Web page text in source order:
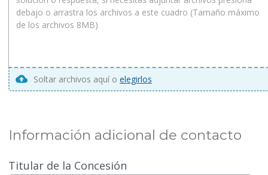
Soltar archivos aquí o elegirlos
Información adicional de contacto
Titular de la Concesión